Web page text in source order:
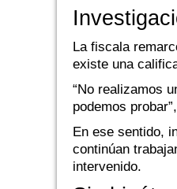
La fiscala
existe una
“No realizamos
podemos
En ese sentido,
continúan
intervenido.